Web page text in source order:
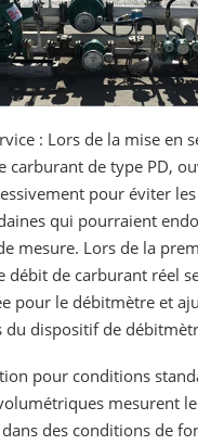
: Lors de la mise en
carburant de type PD,
pour éviter
qui pourraient
mesure. Lors de la
débit de carburant réel
pour le débitmètre et
du dispositif de
pour conditions
mesurent
des conditions de